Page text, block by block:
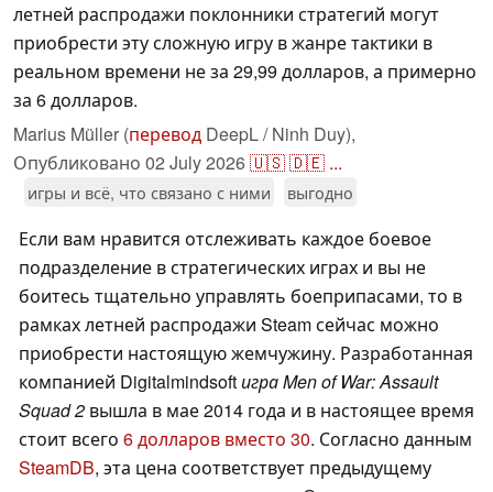
летней распродажи поклонники стратегий могут
приобрести эту сложную игру в жанре тактики в
реальном времени не за 29,99 долларов, а примерно
за 6 долларов.
Marius Müller (перевод DeepL / Ninh Duy),
Опубликовано 02 July 2026🇺🇸🇩🇪 ...
игры и всё, что связано с ними выгодно
Если вам нравится отслеживать каждое боевое
подразделение в стратегических играх и вы не
боитесь тщательно управлять боеприпасами, то в
рамках летней распродажи Steam сейчас можно
приобрести настоящую жемчужину. Разработанная
компанией Digitalmindsoft игра Men of War: Assault
Squad 2 вышла в мае 2014 года и в настоящее время
стоит всего 6 долларов вместо 30. Согласно данным
SteamDB, эта цена соответствует предыдущему